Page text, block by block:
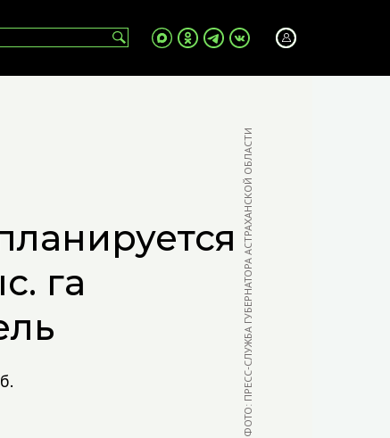
га
ФОТО: ПРЕСС-СЛУЖБА ГУБЕРНАТОРА АСТРАХАНСКОЙ ОБЛАСТИ